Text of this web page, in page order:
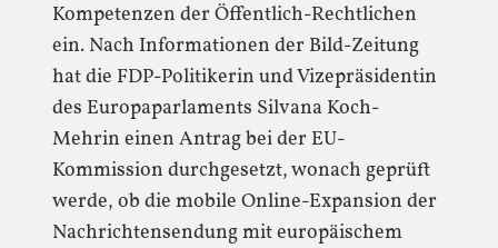
Kompetenzen der Öffentlich-Rechtlichen
ein. Nach Informationen der Bild-Zeitung
hat die FDP-Politikerin und Vizepräsidentin
des Europaparlaments Silvana Koch-
Mehrin einen Antrag bei der EU-
Kommission durchgesetzt, wonach geprüft
werde, ob die mobile Online-Expansion der
Nachrichtensendung mit europäischem